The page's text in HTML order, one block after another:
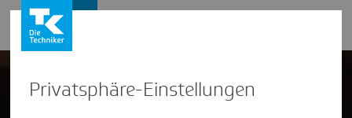
Privat­sphäre-Einstel­lungen